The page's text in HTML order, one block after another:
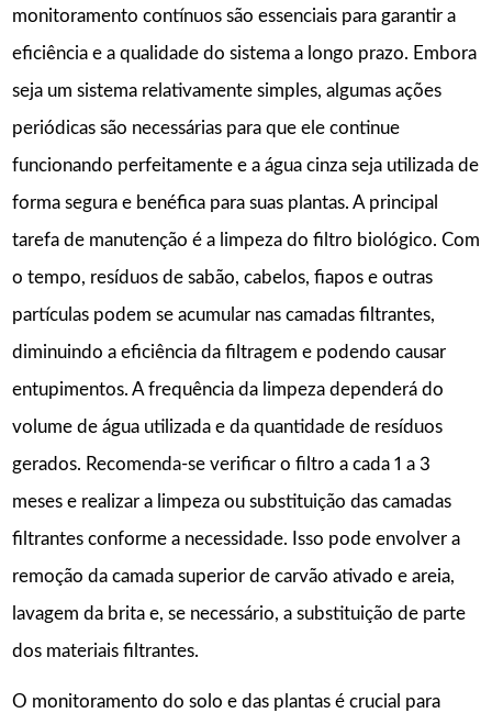
monitoramento contínuos são essenciais para garantir a
eficiência e a qualidade do sistema a longo prazo. Embora
seja um sistema relativamente simples, algumas ações
periódicas são necessárias para que ele continue
funcionando perfeitamente e a água cinza seja utilizada de
forma segura e benéfica para suas plantas. A principal
tarefa de manutenção é a limpeza do filtro biológico. Com
o tempo, resíduos de sabão, cabelos, fiapos e outras
partículas podem se acumular nas camadas filtrantes,
diminuindo a eficiência da filtragem e podendo causar
entupimentos. A frequência da limpeza dependerá do
volume de água utilizada e da quantidade de resíduos
gerados. Recomenda-se verificar o filtro a cada 1 a 3
meses e realizar a limpeza ou substituição das camadas
filtrantes conforme a necessidade. Isso pode envolver a
remoção da camada superior de carvão ativado e areia,
lavagem da brita e, se necessário, a substituição de parte
dos materiais filtrantes.
O monitoramento do solo e das plantas é crucial para